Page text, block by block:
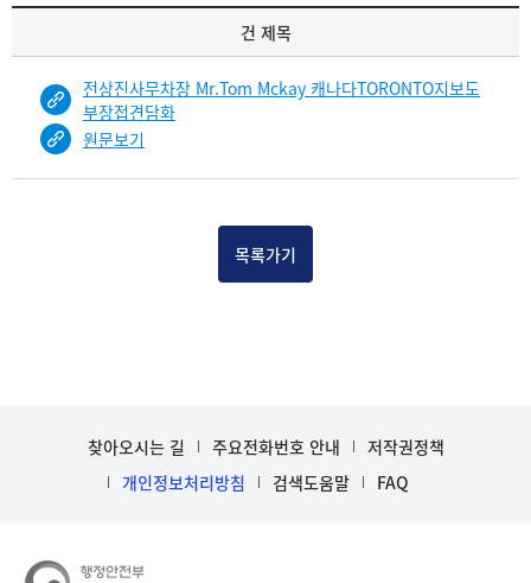
-
니
건 제목
전상진사무차장 Mr.Tom Mckay 캐나다TORONTO지보도
부장접견담화
원문보기
목록가기
찾아오시는 길 주요전화번호 안내
저작권정책
개인정보처리방침
검색도움말 FAQ